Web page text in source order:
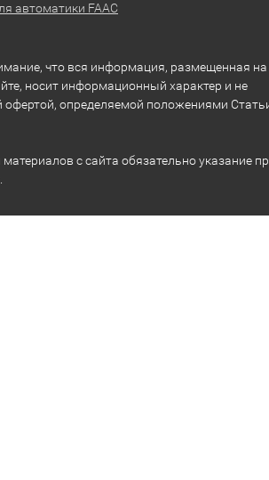
автоматики FAAC
что вся информация, размещенная на
носит информационный характер и не
офертой, определяемой положениями
с сайта обязательно указание